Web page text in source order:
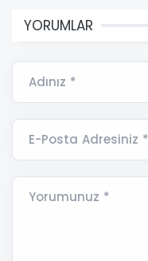
YORUMLAR
Adınız *
E-Posta Adresiniz *
Yorumunuz *